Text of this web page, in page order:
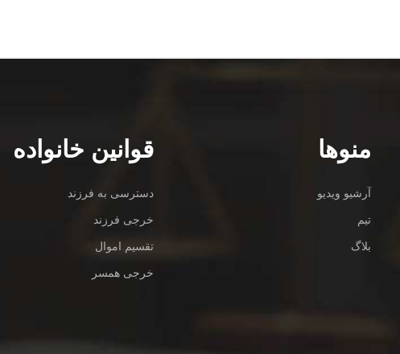
منوها
آرشیو ویدیو
تیم
بلاگ
قوانین خانواده
دسترسی به فرزند
خرجی فرزند
تقسیم اموال
خرجی همسر